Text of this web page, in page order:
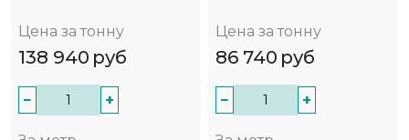
Цена за тонну
138 940 руб
− +
Цена за тонну
86 740 руб
− +